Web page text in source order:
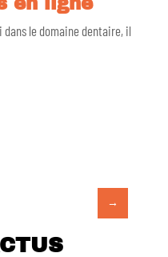
dans le domaine dentaire, il